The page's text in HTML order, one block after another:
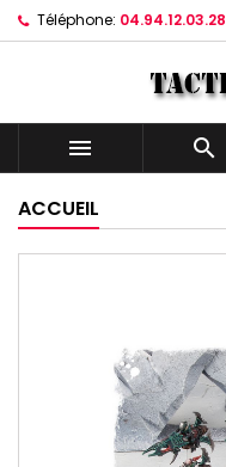
Téléphone: 04.94.12.03.28
 
ACCUEIL